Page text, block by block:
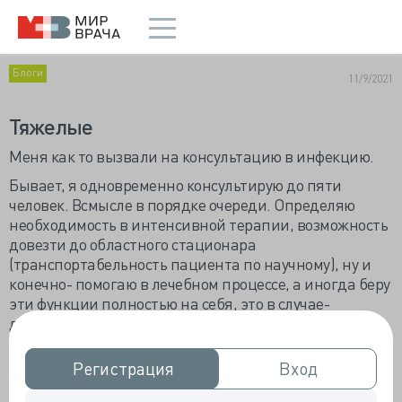
Регистрация
Регистрация Вход
Вход
Блоги 11/9/2021
Тяжелые
Меня как то вызвали на консультацию в инфекцию.
Бывает, я одновременно консультирую до пяти
человек. Всмысле в порядке очереди. Определяю
необходимость в интенсивной терапии, возможность
довезти до областного стационара
(транспортабельность пациента по научному), ну и
конечно- помогаю в лечебном процессе, а иногда беру
эти функции полностью на себя, это в случае-
декомпенсации витальных функций.
Вот однажды меня вызвали, двоих я глянул, у обоих
ковид пневмонии, оба на кислороде, тяжелые, но
транспортабельные. А вот третий...